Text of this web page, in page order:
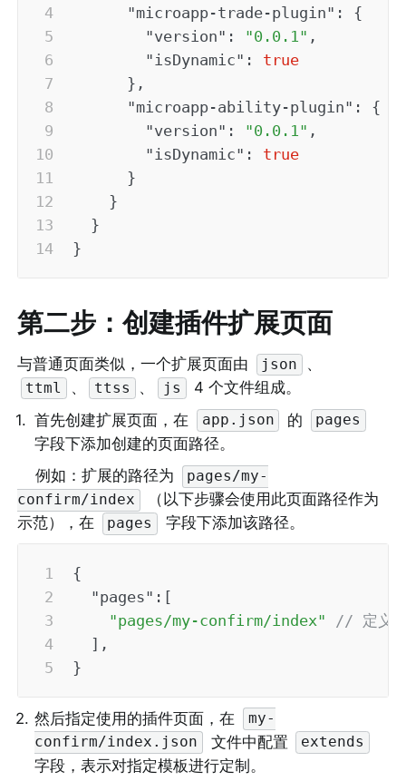
"microapp-trade-plugin" :
{
"version" : "0.0.1" ,
"isDynamic" :
true
} ,
"microapp-ability-plugin" :
{
"version" : "0.0.1" ,
"isDynamic" :
true
}
}
}
}
第二步：创建插件扩展页面
与普通页面类似，一个扩展页面由 json
ttml 、 ttss 、 js
4 个文件组成。
1. 首先创建扩展页面，在 app.json 的 pages
字段下添加创建的页面路径。
例如：扩展的路径为
pages/my-
confirm/index
（以下步骤会使用此页面路径作为
示范），在
pages 字段下添加该路径。
{
"pages" : [
"pages/my-confirm/index"
// 定义扩
] ,
}
2. 然后指定使用的插件页面，在
my-
confirm/index.json
文件中配置 extends
字段，表示对指定模板进行定制。